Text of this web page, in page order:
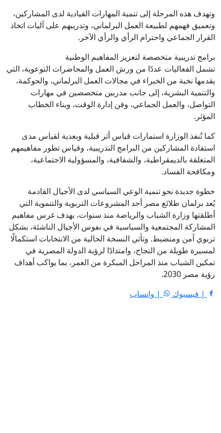
وتهدف هذه المرحلة إلى تنمية المهارات القيادية لدى المشاركين،
وتعميق فهمهم لطبيعة العمل البرلماني، وتدريبهم على آليات اتخاذ
القرار الجماعي واحترام الرأي والرأي الآخر.
برامج تدريبية متخصصة لتعزيز المفاهيم الوطنية
تشمل الفعاليات عددًا من ورش العمل والمحاضرات التوعوية، التي
يقدمها نخبة من الخبراء في مجالات العمل البرلماني، والحوكمة،
والتنمية البشرية، إلى جانب مدربين متخصصين في مهارات
التواصل، والعمل الجماعي، وفن إدارة الوقت، وبناء الخطاب
المؤثر.
كما تُنفذ الوزارة استمارات قياس أثر قبلية وبعدية لقياس مدى
استفادة المشاركين من البرامج التدريبية، وقياس تطور مفاهيمهم
المتعلقة بالديمقراطية، والشفافية، والمسؤولية الاجتماعية،
ومكافحة الفساد.
خطوة جديدة نحو تنمية الوعي السياسي لدى الأجيال القادمة
يُعد برلمان طلائع مصر أحد المشروعات التربوية والتنموية التي
أطلقتها وزارة الشباب والرياضة منذ سنوات، بهدف غرس مفاهيم
المشاركة المجتمعية والسياسية في نفوس الأجيال الناشئة، بشكل
تربوي آمن ومنضبط. وتأتي النسخة الحالية من الانتخابات استكمالًا
لمسيرة طويلة من النجاح، وامتدادًا لرؤية الدولة المصرية في
تمكين الشباب منذ المراحل المبكرة من العمر، بما يواكب أهداف
رؤية مصر 2030.
| فيسبوك
| واتساب